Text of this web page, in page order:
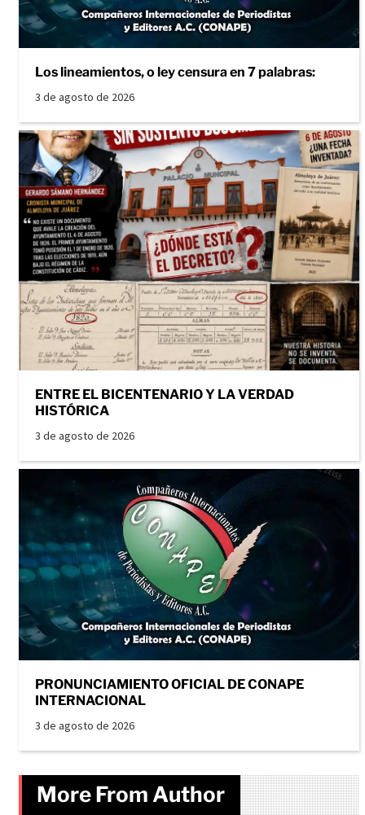
Los lineamientos, o ley censura en 7 palabras:
3 de agosto de 2026
ENTRE EL BICENTENARIO Y LA VERDAD
HISTÓRICA
3 de agosto de 2026
PRONUNCIAMIENTO OFICIAL DE CONAPE
INTERNACIONAL
3 de agosto de 2026
More From Author